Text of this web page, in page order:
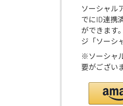
ソーシャル
でにID連携
ができます
ジ「ソーシ
※ソーシャ
要がござい